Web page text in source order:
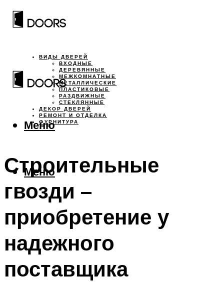
ВИДЫ ДВЕРЕЙ
ВХОДНЫЕ
ДЕРЕВЯННЫЕ
МЕЖКОМНАТНЫЕ
МЕТАЛЛИЧЕСКИЕ
ПЛАСТИКОВЫЕ
РАЗДВИЖНЫЕ
СТЕКЛЯННЫЕ
ДЕКОР ДВЕРЕЙ
РЕМОНТ И ОТДЕЛКА
ФУРНИТУРА
Меню
Меню
Строительные
гвозди –
приобретение у
надежного
поставщика